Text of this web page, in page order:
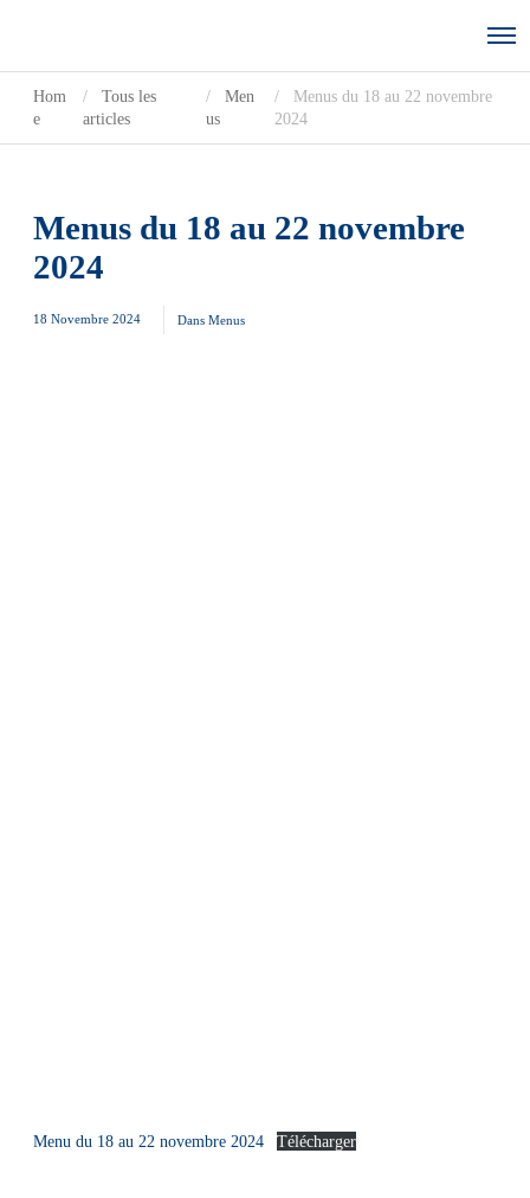
Hom
e
Tous les
articles
Men
us
Menus du 18 au 22 novembre
2024
Menus du 18 au 22 novembre
2024
18 Novembre 2024 Dans Menus
Menu du 18 au 22 novembre 2024 Télécharger